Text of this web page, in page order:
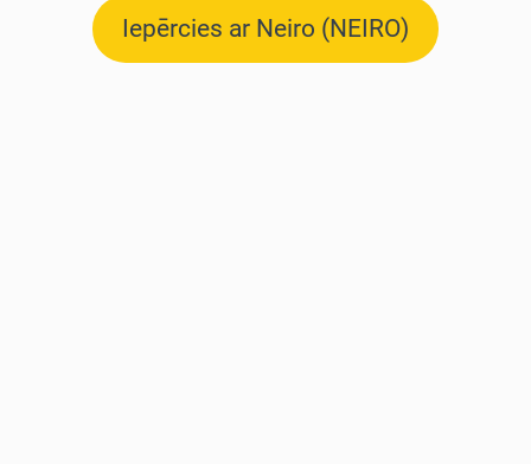
Iepērcies ar Neiro (NEIRO)